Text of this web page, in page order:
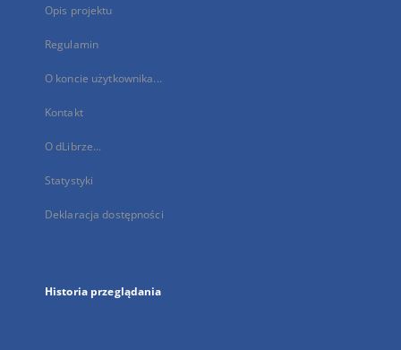
Opis projektu
Regulamin
O koncie użytkownika...
Kontakt
O dLibrze...
Statystyki
Deklaracja dostępności
Historia przeglądania